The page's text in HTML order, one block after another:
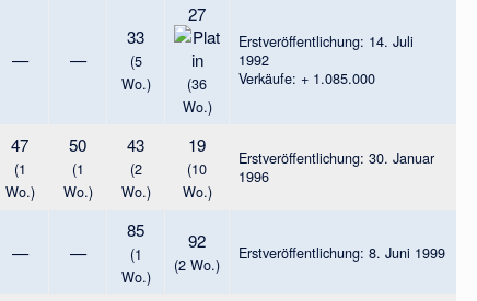
— —
33
(5
Wo.)
27
(36
Wo.)
Erstveröffentlichung: 14. Juli
1992
Verkäufe: + 1.085.000
47
(1
Wo.)
50
(1
Wo.)
43
(2
Wo.)
19
(10
Wo.)
Erstveröffentlichung: 30. Januar
1996
— —
85
(1
Wo.)
92
(2 Wo.)
Erstveröffentlichung: 8. Juni 1999